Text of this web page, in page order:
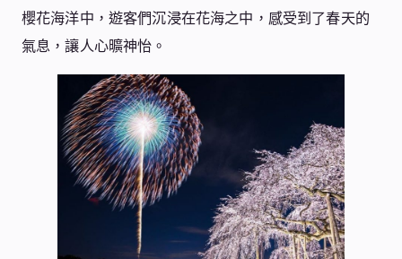
櫻花海洋中，遊客們沉浸在花海之中，感受到了春天的
氣息，讓人心曠神怡。